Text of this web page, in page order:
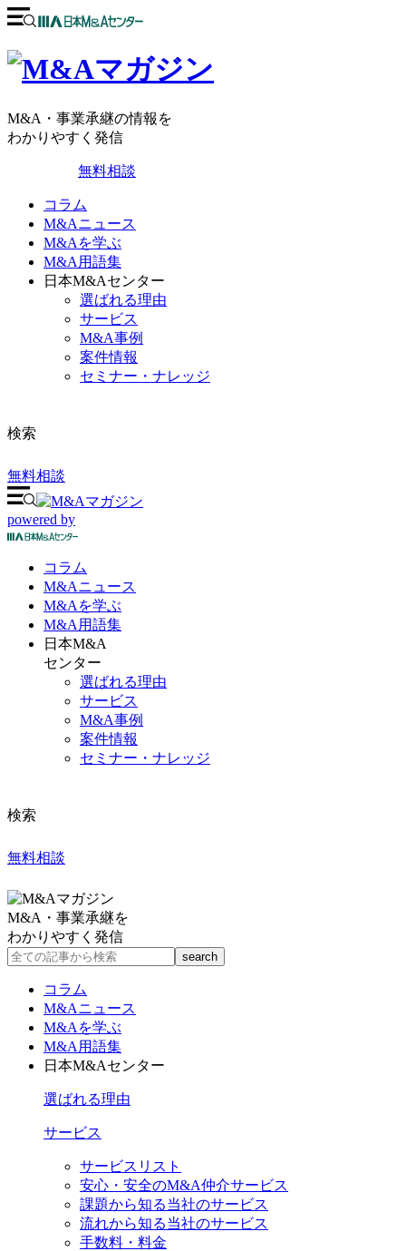
M&A・事業承継の情報を
わかりやすく発信
無料相談
コラム
M&Aニュース
M&Aを学ぶ
M&A用語集
日本M&Aセンター
選ばれる理由
サービス
M&A事例
案件情報
セミナー・ナレッジ
検索
無料相談
powered by
コラム
M&Aニュース
M&Aを学ぶ
M&A 用語集
日本M&A
センター
選ばれる理由
サービス
M&A事例
案件情報
セミナー・ナレッジ
検索
無料相談
M&A・事業承継を
わかりやすく発信
コラム
M&Aニュース
M&Aを学ぶ
M&A用語集
日本M&Aセンター
選ばれる理由
サービス
サービスリスト
安心・安全のM&A仲介サービス
課題から知る当社のサービス
流れから知る当社のサービス
手数料・料金